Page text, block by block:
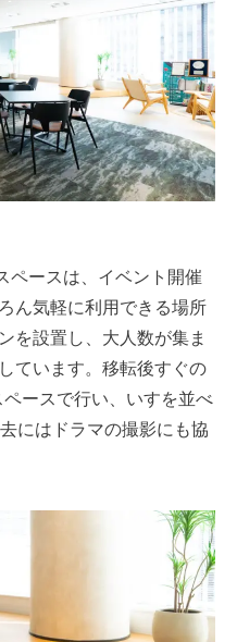
ペースは、イベント開催
ん気軽に利用できる場所
を設置し、大人数が集ま
ています。移転後すぐの
ースで行い、いすを並べ
にはドラマの撮影にも協